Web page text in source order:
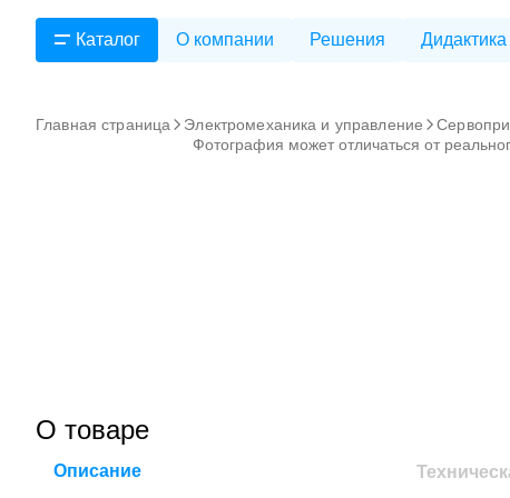
Каталог О компании Решения Дидактика
Главная страница Электромеханика и управление
Фотография может отличаться от
О товаре
Описание